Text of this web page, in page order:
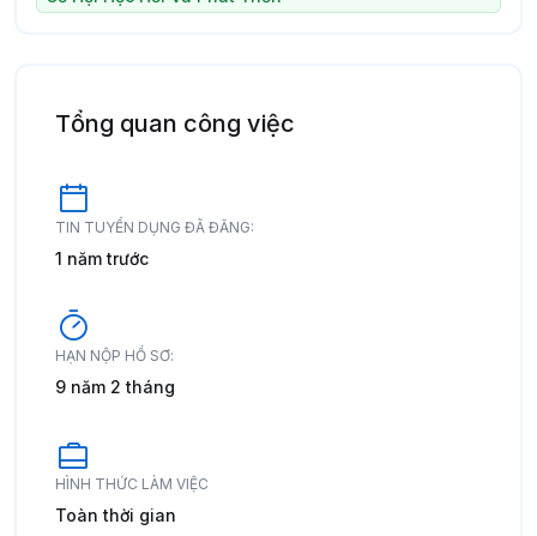
Tổng quan công việc
TIN TUYỂN DỤNG ĐÃ ĐĂNG:
1 năm trước
HẠN NỘP HỒ SƠ:
9 năm 2 tháng
HÌNH THỨC LÀM VIỆC
Toàn thời gian